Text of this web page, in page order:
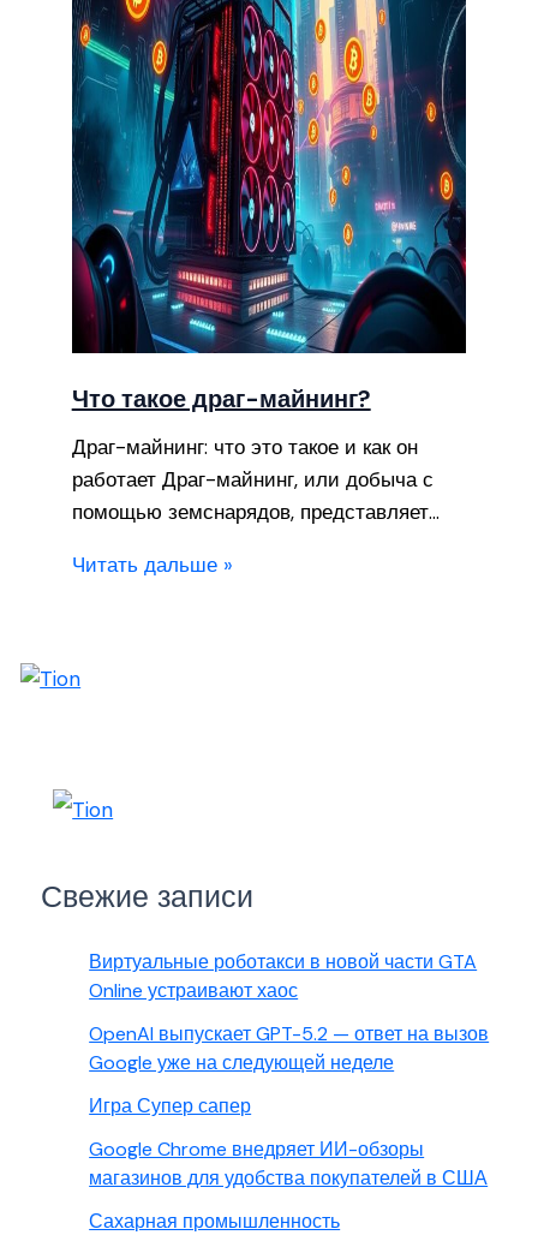
Что такое драг-майнинг?
Драг-майнинг: что это такое и как он
работает Драг-майнинг, или добыча с
помощью земснарядов, представляет…
Читать дальше »
Свежие записи
Виртуальные роботакси в новой части GTA
Online устраивают хаос
OpenAI выпускает GPT-5.2 — ответ на вызов
Google уже на следующей неделе
Игра Супер сапер
Google Chrome внедряет ИИ-обзоры
магазинов для удобства покупателей в США
Сахарная промышленность